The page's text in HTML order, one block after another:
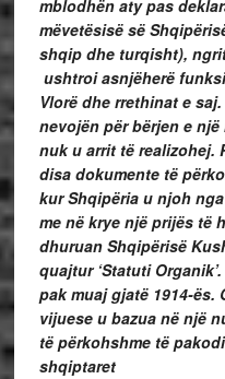
mblodhën aty pas
mëvetësisë së
shqip dhe turqisht),
ushtroi asnjëherë
Vlorë dhe rrethinat e
nevojën për bërjen e
nuk u arrit të realizohej.
disa dokumente të
kur Shqipëria u njoh
me në krye një prijës të
dhuruan Shqipërisë
quajtur ‘Statuti
pak muaj gjatë 1914-
vijuese u bazua në një
të përkohshme të
shqiptaret